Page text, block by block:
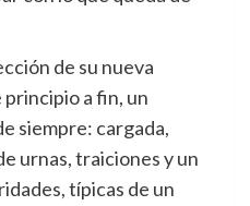
de su nueva
a fin, un
siempre: cargada,
urnas, traiciones y un
típicas de un